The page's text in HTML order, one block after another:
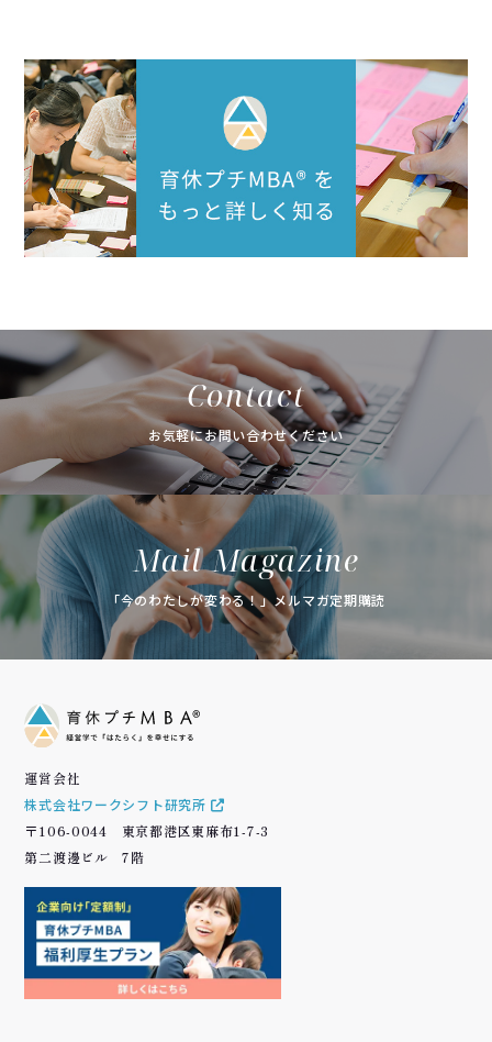
Contact
お気軽にお問い合わせください
Mail Magazine
「今のわたしが変わる！」メルマガ定期購読
運営会社
株式会社ワークシフト研究所
〒106-0044 東京都港区東麻布1-7-3
第二渡邊ビル 7階